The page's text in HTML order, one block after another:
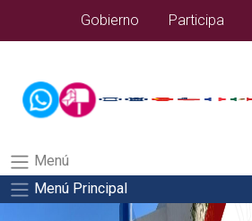
eventos/pdfSalida del comando:
Gobierno Participa
Menú
Menú Principal